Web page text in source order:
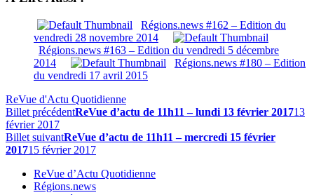
Régions.news #162 – Edition du
vendredi 28 novembre 2014
Régions.news #163 – Edition du vendredi 5 décembre
2014
Régions.news #180 – Edition
du vendredi 17 avril 2015
ReVue d'Actu Quotidienne
Billet précédentReVue d’actu de 11h11 – lundi 13 février 201713
février 2017
Billet suivantReVue d’actu de 11h11 – mercredi 15 février
201715 février 2017
ReVue d’Actu Quotidienne
Régions.news